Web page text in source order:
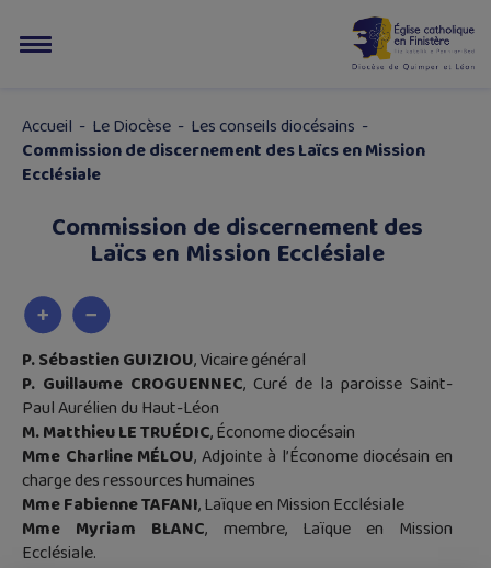
Accueil - Le Diocèse - Les conseils diocésains -
Commission de discernement des Laïcs en Mission
Ecclésiale
Commission de discernement des
Laïcs en Mission Ecclésiale
P. Sébastien GUIZIOU, Vicaire général
P. Guillaume CROGUENNEC, Curé de la paroisse Saint-
Paul Aurélien du Haut-Léon
M. Matthieu LE TRUÉDIC, Économe diocésain
Mme Charline MÉLOU, Adjointe à l’Économe diocésain en
charge des ressources humaines
Mme Fabienne TAFANI, Laïque en Mission Ecclésiale
Mme Myriam BLANC, membre, Laïque en Mission
Ecclésiale.